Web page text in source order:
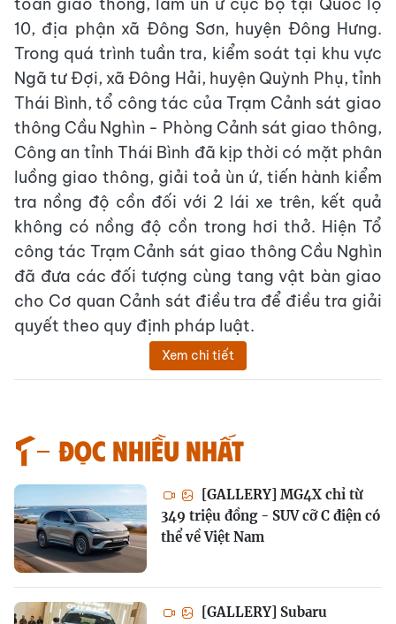
10, địa phận xã Đông Sơn, huyện Đông Hưng.
Trong quá trình tuần tra, kiểm soát tại khu vực
Ngã tư Đợi, xã Đông Hải, huyện Quỳnh Phụ, tỉnh
Thái Bình, tổ công tác của Trạm Cảnh sát giao
thông Cầu Nghìn - Phòng Cảnh sát giao thông,
Công an tỉnh Thái Bình đã kịp thời có mặt phân
luồng giao thông, giải toả ùn ứ, tiến hành kiểm
tra nồng độ cồn đối với 2 lái xe trên, kết quả
không có nồng độ cồn trong hơi thở. Hiện Tổ
công tác Trạm Cảnh sát giao thông Cầu Nghìn
đã đưa các đối tượng cùng tang vật bàn giao
cho Cơ quan Cảnh sát điều tra để điều tra giải
quyết theo quy định pháp luật.
Xem chi tiết
Đọc nhiều nhất
[GALLERY] MG4X chỉ từ
349 triệu đồng - SUV cỡ C điện có
thể về Việt Nam
[GALLERY] Subaru